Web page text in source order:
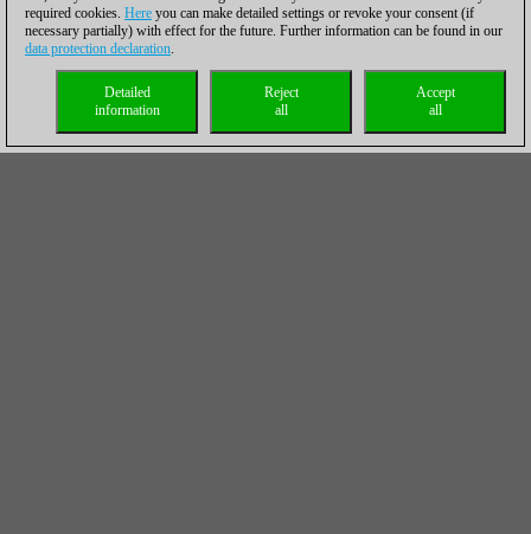
required cookies. Here you can make detailed settings or revoke your consent (if
necessary partially) with effect for the future. Further information can be found in our
data protection declaration.
Accept
all
Reject
all
Detailed
information